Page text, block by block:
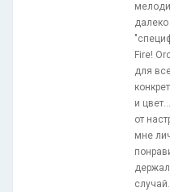
далеко
Fire!
для
и
от
мне